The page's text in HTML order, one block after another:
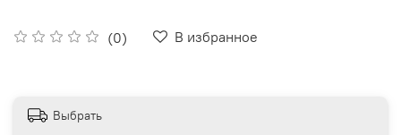
(0) В избранное
Выбрать